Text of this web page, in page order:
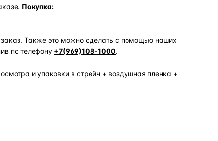
Покупка:
Также это можно сделать с помощью наших
по телефону +7(969)108-1000.
и упаковки в стрейч + воздушная пленка +